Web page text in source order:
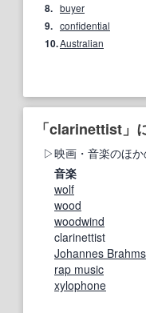
8. buyer
9. confidential
10.Australian
「clarinettist」
映画・音楽のほ
音楽
wolf
wood
woodwind
clarinettist
Johannes Brahms
rap music
xylophone